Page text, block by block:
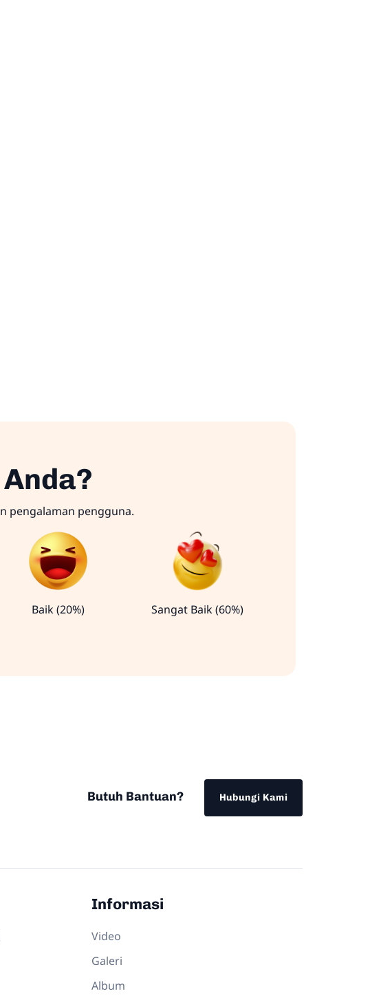
pengalaman pengguna.
Baik (20%) Sangat Baik (60%)
Butuh Bantuan? Hubungi Kami
Informasi
Video
Galeri
Album